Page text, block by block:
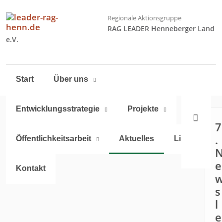
Regionale Aktionsgruppe
RAG LEADER Henneberger Land
e.V.
Start Über uns
Entwicklungsstrategie Projekte
Öffentlichkeitsarbeit Aktuelles Links
Kontakt
7
.
e
s
l
e